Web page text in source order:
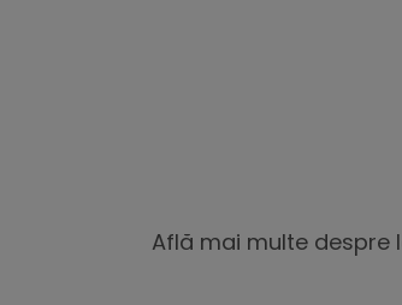
Află mai multe despre